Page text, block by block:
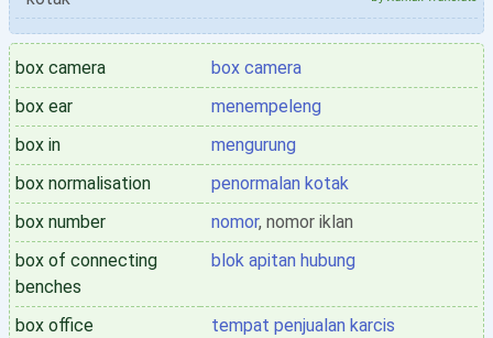
box camera
box camera
box ear
menempeleng
box in
mengurung
box normalisation
penormalan kotak
box number
nomor, nomor iklan
box of connecting
benches
blok apitan hubung
box office
tempat penjualan karcis